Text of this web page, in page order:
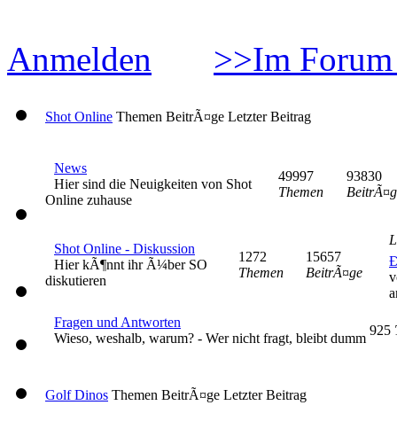
Anmelden >>Im
Shot Online Themen BeitrÃ¤ge Letzter Beitrag
News
Hier sind die Neuigkeiten von Shot
Online zuhause
49997
Themen
93830
Shot Online - Diskussion
Hier kÃ¶nnt ihr Ã¼ber SO
diskutieren
1272
Themen
15657
BeitrÃ¤ge
Fragen und Antworten
Wieso, weshalb, warum? - Wer nicht fragt, bleibt dumm
925
Golf Dinos Themen BeitrÃ¤ge Letzter Beitrag